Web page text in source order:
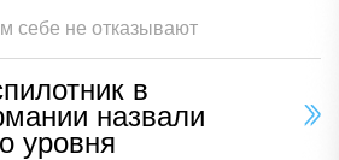
себе не отказывают
в
назвали
уровня